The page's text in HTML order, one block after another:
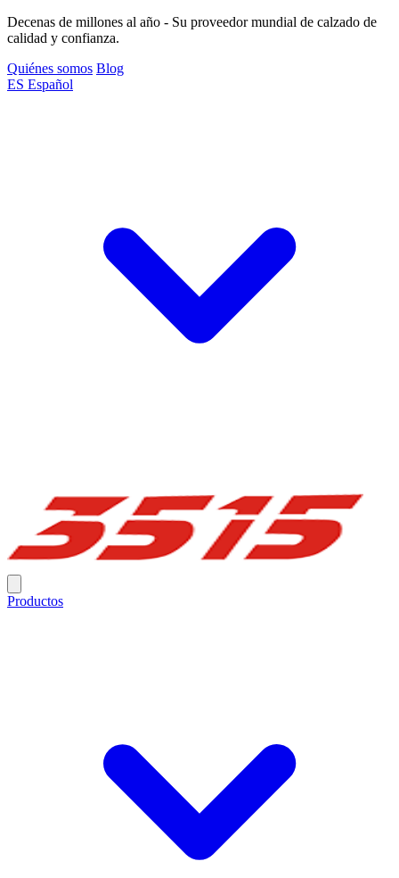
Decenas de millones al año - Su proveedor mundial de calzado de
calidad y confianza.
Quiénes somos Blog
ES Español
Productos